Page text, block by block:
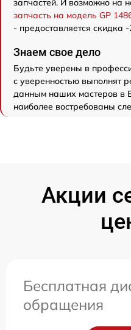
запчастей. И возможно на
запчасть на модель GP
- предоставляется скидка -
Знаем свое дело
Будьте уверены в
с уверенностью выполнят
данным наших мастеров в
наиболее востребованы
Акции
Бесплатная
обращения